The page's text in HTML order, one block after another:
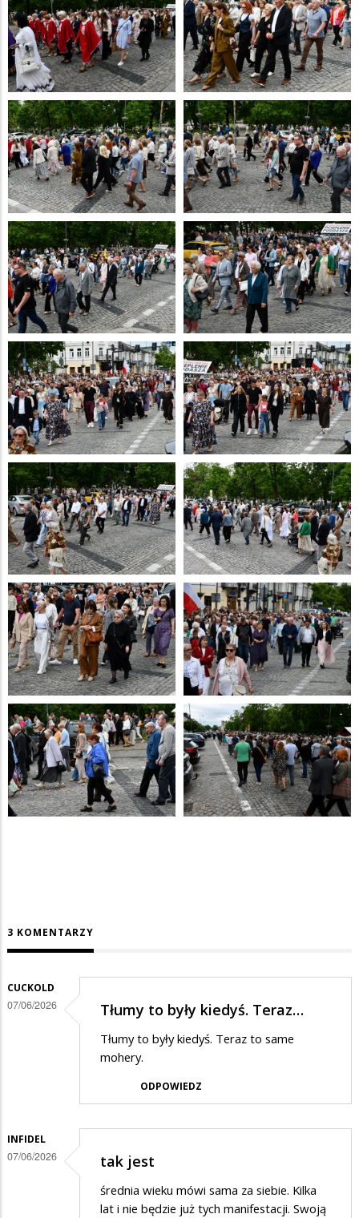
3 KOMENTARZY
CUCKOLD
07/06/2026 Tłumy to były kiedyś. Teraz…
Tłumy to były kiedyś. Teraz to same
mohery.
ODPOWIEDZ
INFIDEL
07/06/2026 tak jest
średnia wieku mówi sama za siebie. Kilka
lat i nie będzie już tych manifestacji. Swoją